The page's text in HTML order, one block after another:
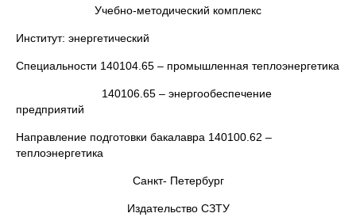
Учебно-методический комплекс
Институт: энергетический
Специальности 140104.65 – промышленная теплоэнергетика
140106.65 – энергообеспечение
предприятий
Направление подготовки бакалавра 140100.62 –
теплоэнергетика
Санкт- Петербург
Издательство СЗТУ